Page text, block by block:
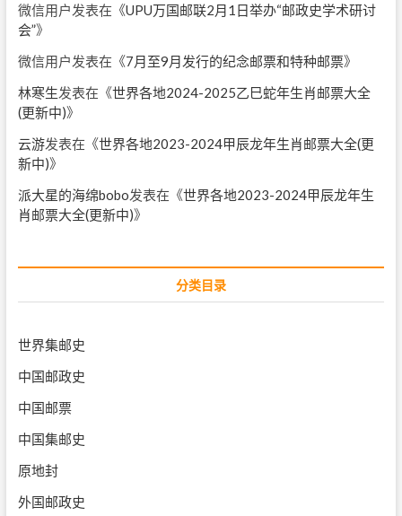
微信用户发表在《UPU万国邮联2月1日举办“邮政史学术研讨
会”》
微信用户发表在《7月至9月发行的纪念邮票和特种邮票》
林寒生发表在《世界各地2024-2025乙巳蛇年生肖邮票大全
(更新中)》
云游发表在《世界各地2023-2024甲辰龙年生肖邮票大全(更
新中)》
派大星的海绵bobo发表在《世界各地2023-2024甲辰龙年生
肖邮票大全(更新中)》
分类目录
世界集邮史
中国邮政史
中国邮票
中国集邮史
原地封
外国邮政史